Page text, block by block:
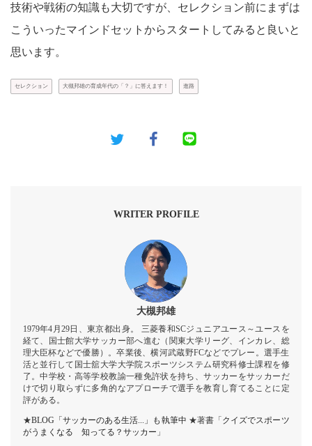
技術や戦術の知識も大切ですが、セレクション前にまずは
こういったマインドセットからスタートしてみると良いと
思います。
セレクション 大槻邦雄の育成年代の「？」に答えます！ 進路
WRITER PROFILE
大槻邦雄
1979年4月29日、東京都出身。 三菱養和SCジュニアユース～ユースを
経て、国士館大学サッカー部へ進む（関東大学リーグ、インカレ、総
理大臣杯などで優勝）。卒業後、横河武蔵野FCなどでプレー。選手生
活と並行して国士舘大学大学院スポーツシステム研究科修士課程を修
了。中学校・高等学校教諭一種免許状を持ち、サッカーをサッカーだ
けで切り取らずに多角的なアプローチで選手を教育し育てることに定
評がある。
★BLOG「サッカーのある生活...」も執筆中 ★著書「クイズでスポーツ
がうまくなる 知ってる？サッカー 」